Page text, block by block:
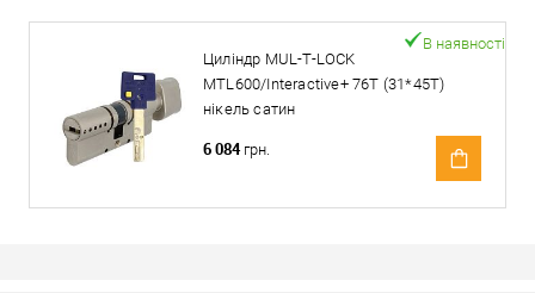
Циліндр MUL-T-LOCK
MTL600/Interactive+ 76T (31*45T)
нікель сатин
В наявності
6 084 грн.